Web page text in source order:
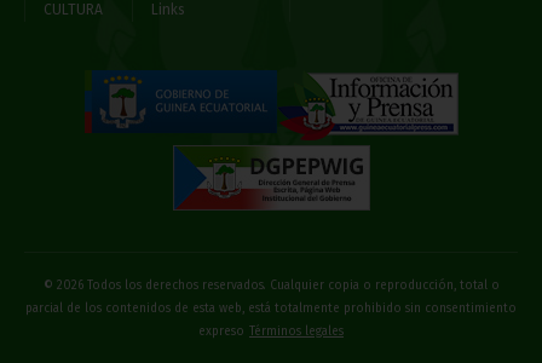
CULTURA
Links
© 2026 Todos los derechos reservados. Cualquier copia o reproducción, total o
parcial de los contenidos de esta web, está totalmente prohibido sin consentimiento
expreso
Términos legales